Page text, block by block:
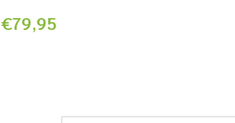
€79,95